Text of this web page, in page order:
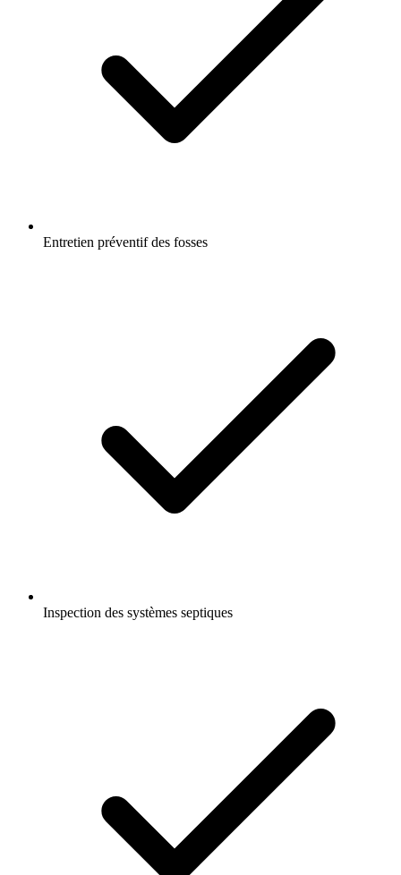
Entretien préventif des fosses
Inspection des systèmes septiques